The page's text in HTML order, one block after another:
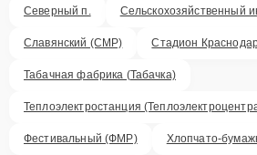
Северный п. Сельскохозяйственный
Славянский (СМР) Стадион
Табачная фабрика (Табачка)
Теплоэлектростанция
Фестивальный (ФМР) Хлопчато-